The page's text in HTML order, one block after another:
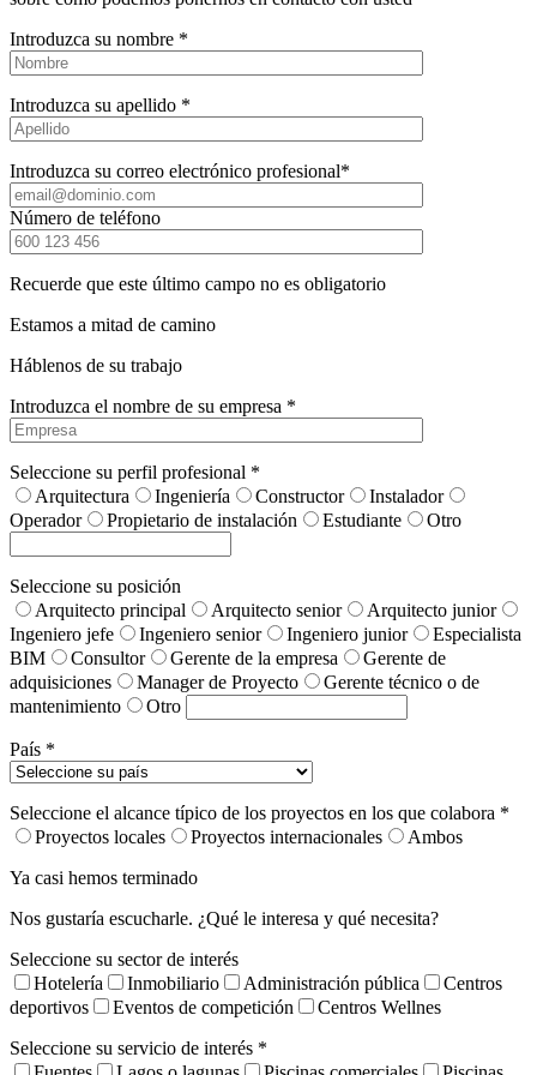
Introduzca su nombre *
Introduzca su apellido *
Introduzca su correo electrónico profesional*
Número de teléfono
Recuerde que este último campo no es obligatorio
Estamos a mitad de camino
Háblenos de su trabajo
Introduzca el nombre de su empresa *
Seleccione su perfil profesional *
Arquitectura
Ingeniería Constructor
Instalador
Operador
Propietario de instalación Estudiante Otro
Seleccione su posición
Arquitecto principal
Arquitecto senior
Arquitecto junior
Ingeniero jefe
Ingeniero senior Ingeniero junior
Especialista
BIM
Consultor Gerente de la empresa
Gerente de
adquisiciones
Manager de Proyecto
Gerente técnico o de
mantenimiento
Otro
País *
Seleccione el alcance típico de los proyectos en los que colabora *
Proyectos locales
Proyectos internacionales
Ambos
Ya casi hemos terminado
Nos gustaría escucharle. ¿Qué le interesa y qué necesita?
Seleccione su sector de interés
Hotelería
Inmobiliario Administración pública
Centros
deportivos
Eventos de competición
Centros Wellnes
Seleccione su servicio de interés *